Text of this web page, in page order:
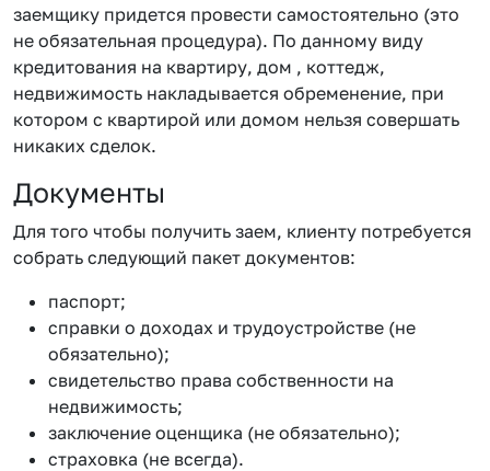
заемщику придется провести самостоятельно (это
не обязательная процедура). По данному виду
кредитования на квартиру, дом , коттедж,
недвижимость накладывается обременение, при
котором с квартирой или домом нельзя совершать
никаких сделок.
Документы
Для того чтобы получить заем, клиенту потребуется
собрать следующий пакет документов:
паспорт;
справки о доходах и трудоустройстве (не
обязательно);
свидетельство права собственности на
недвижимость;
заключение оценщика (не обязательно);
страховка (не всегда).